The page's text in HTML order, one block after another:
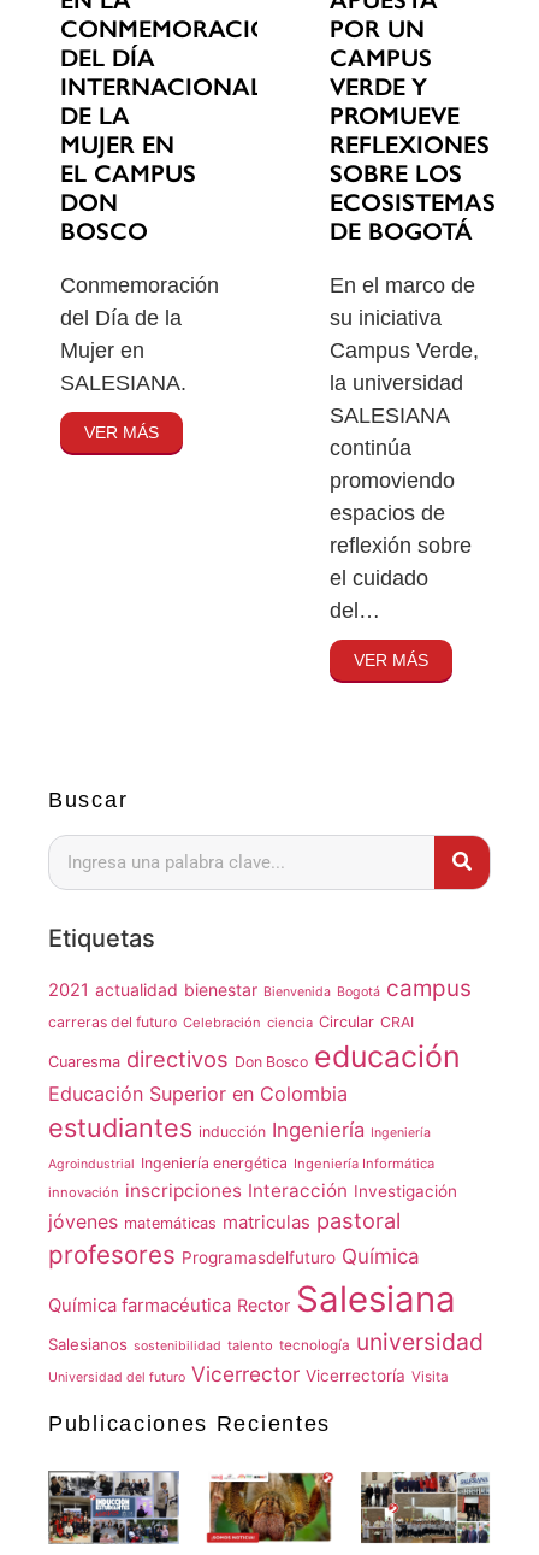
Buscar
Etiquetas
2021 actualidad bienestar Bienvenida Bogotá campus
carreras del futuro Celebración ciencia Circular CRAI
Cuaresma directivos Don Bosco educación
Educación Superior en Colombia
estudiantes inducción Ingeniería Ingeniería
Agroindustrial Ingeniería energética Ingeniería Informática
innovación inscripciones Interacción Investigación
jóvenes matemáticas matriculas pastoral
profesores Programasdelfuturo Química
Química farmacéutica Rector Salesiana
Salesianos sostenibilidad talento tecnología universidad
Universidad del futuro Vicerrector Vicerrectoría Visita
Publicaciones Recientes
CONMEMORACIÓN
DEL DÍA
INTERNACIONAL
DE LA
MUJER EN
EL CAMPUS
DON
BOSCO
Conmemoración
del Día de la
Mujer en
SALESIANA.
VER MÁS
POR UN
CAMPUS
VERDE Y
PROMUEVE
REFLEXIONES
SOBRE LOS
ECOSISTEMAS
DE BOGOTÁ
En el marco de
su iniciativa
Campus Verde,
la universidad
SALESIANA
continúa
promoviendo
espacios de
reflexión sobre
el cuidado
del…
VER MÁS